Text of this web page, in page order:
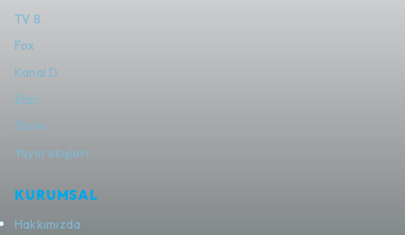
TV 8
Fox
Kanal D
Star
Show
Yayın akışları
KURUMSAL
Hakkımızda